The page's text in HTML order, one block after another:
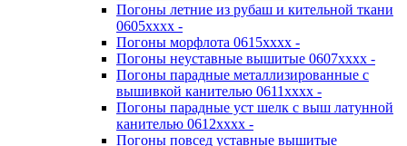
Погоны летние из рубаш и кительной ткани
0605хххх -
Погоны морфлота 0615хххх -
Погоны неуставные вышитые 0607хххх -
Погоны парадные металлизированные с
вышивкой канителью 0611хххх -
Погоны парадные уст шелк с выш латунной
канителью 0612хххх -
Погоны повсед уставные вышитые